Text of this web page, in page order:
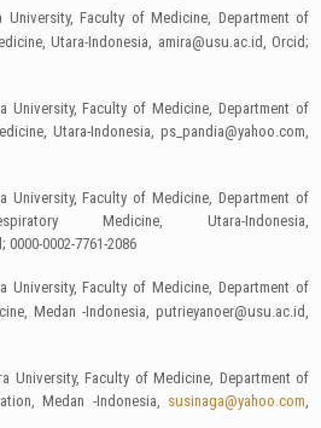
University, Faculty of Medicine, Department of
Utara-Indonesia, amira@usu.ac.id , Orcid;
University, Faculty of Medicine, Department of
Utara-Indonesia, ps_pandia@yahoo.com
University, Faculty of Medicine, Department of
Medicine, Utara-Indonesia,
0000-0002-7761-2086
University, Faculty of Medicine, Department of
Medan -Indonesia, putrieyanoer@usu.ac.id
University, Faculty of Medicine, Department of
Medan -Indonesia, susinaga@yahoo.com